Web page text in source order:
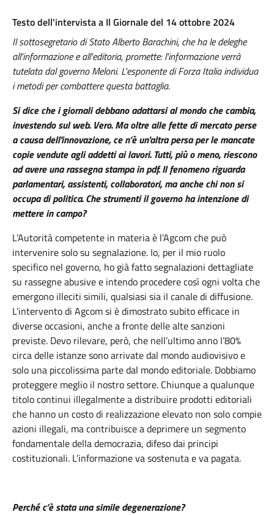
Testo dell'intervista a Il Giornale del 14 ottobre 2024
Il sottosegretario di Stato Alberto Barachini, che ha le deleghe
all'informazione e all'editoria, promette: l'informazione verrà
tutelata dal governo Meloni. L'esponente di Forza Italia individua
i metodi per combattere questa battaglia.
Si dice che i giornali debbano adattarsi al mondo che cambia,
investendo sul web. Vero. Ma oltre alle fette di mercato perse
a causa dell'innovazione, ce n’è un'altra persa per le mancate
copie vendute agli addetti ai lavori. Tutti, più o meno, riescono
ad avere una rassegna stampa in pdf. Il fenomeno riguarda
parlamentari, assistenti, collaboratori, ma anche chi non si
occupa di politica. Che strumenti il governo ha intenzione di
mettere in campo?
L’Autorità competente in materia è l’Agcom che può
intervenire solo su segnalazione. Io, per il mio ruolo
specifico nel governo, ho già fatto segnalazioni dettagliate
su rassegne abusive e intendo procedere così ogni volta che
emergono illeciti simili, qualsiasi sia il canale di diffusione.
L’intervento di Agcom si è dimostrato subito efficace in
diverse occasioni, anche a fronte delle alte sanzioni
previste. Devo rilevare, però, che nell’ultimo anno l’80%
circa delle istanze sono arrivate dal mondo audiovisivo e
solo una piccolissima parte dal mondo editoriale. Dobbiamo
proteggere meglio il nostro settore. Chiunque a qualunque
titolo continui illegalmente a distribuire prodotti editoriali
che hanno un costo di realizzazione elevato non solo compie
azioni illegali, ma contribuisce a deprimere un segmento
fondamentale della democrazia, difeso dai principi
costituzionali. L’informazione va sostenuta e va pagata.
Perché c’è stata una simile degenerazione?